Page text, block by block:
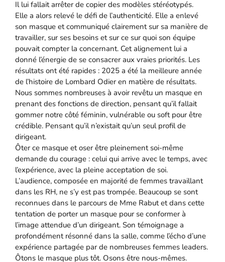
Il lui fallait arrêter de copier des modèles stéréotypés.
Elle a alors relevé le défi de l’authenticité. Elle a enlevé
son masque et communiqué clairement sur sa manière de
travailler, sur ses besoins et sur ce sur quoi son équipe
pouvait compter la concernant. Cet alignement lui a
donné l’énergie de se consacrer aux vraies priorités. Les
résultats ont été rapides : 2025 a été la meilleure année
de l’histoire de Lombard Odier en matière de résultats.
Nous sommes nombreuses à avoir revêtu un masque en
prenant des fonctions de direction, pensant qu’il fallait
gommer notre côté féminin, vulnérable ou soft pour être
crédible. Pensant qu’il n’existait qu’un seul profil de
dirigeant.
Ôter ce masque et oser être pleinement soi-même
demande du courage : celui qui arrive avec le temps, avec
l’expérience, avec la pleine acceptation de soi.
L’audience, composée en majorité de femmes travaillant
dans les RH, ne s’y est pas trompée. Beaucoup se sont
reconnues dans le parcours de Mme Rabut et dans cette
tentation de porter un masque pour se conformer à
l’image attendue d’un dirigeant. Son témoignage a
profondément résonné dans la salle, comme l’écho d’une
expérience partagée par de nombreuses femmes leaders.
Ôtons le masque plus tôt. Osons être nous-mêmes.